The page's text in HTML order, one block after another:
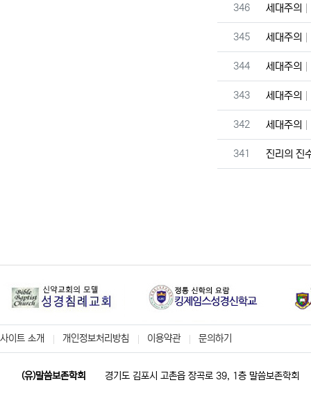
번호
346 세대주의
번호
345 세대주의
번호
344 세대주의
번호
343 세대주의
번호
342 세대주의
번호
341 진리의 진
사이트 소개 개인정보처리방침 이용약관 문의하기
(유)말씀보존학회 경기도 김포시 고촌읍 장곡로 39, 1층 말씀보존학회